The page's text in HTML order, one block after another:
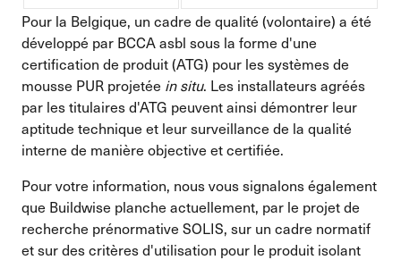
Pour la Belgique, un cadre de qualité (volontaire) a été
développé par BCCA asbl sous la forme d'une
certification de produit (ATG) pour les systèmes de
mousse PUR projetée in situ. Les installateurs agréés
par les titulaires d'ATG peuvent ainsi démontrer leur
aptitude technique et leur surveillance de la qualité
interne de manière objective et certifiée.
Pour votre information, nous vous signalons également
que Buildwise planche actuellement, par le projet de
recherche prénormative SOLIS, sur un cadre normatif
et sur des critères d'utilisation pour le produit isolant